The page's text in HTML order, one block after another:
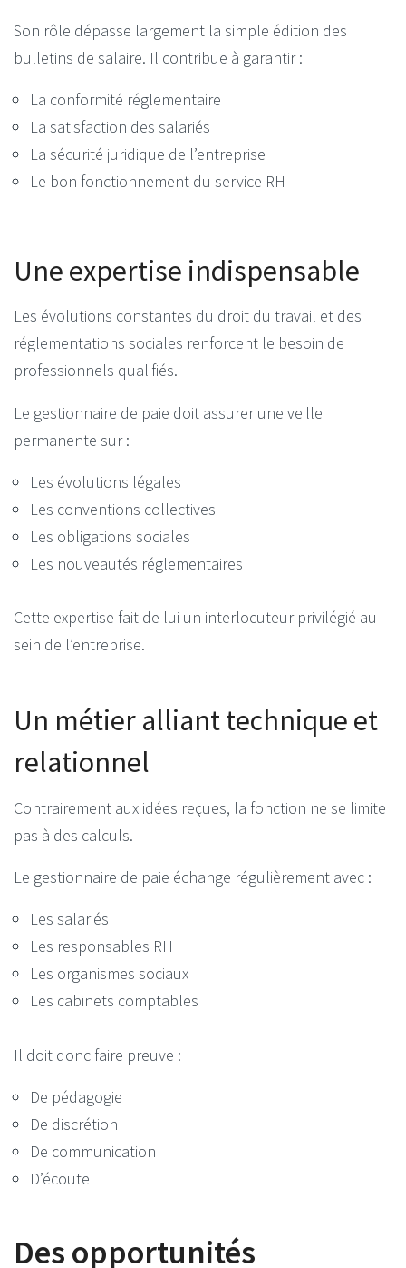
Son rôle dépasse largement la simple édition des
bulletins de salaire. Il contribue à garantir :
La conformité réglementaire
La satisfaction des salariés
La sécurité juridique de l’entreprise
Le bon fonctionnement du service RH
Une expertise indispensable
Les évolutions constantes du droit du travail et des
réglementations sociales renforcent le besoin de
professionnels qualifiés.
Le gestionnaire de paie doit assurer une veille
permanente sur :
Les évolutions légales
Les conventions collectives
Les obligations sociales
Les nouveautés réglementaires
Cette expertise fait de lui un interlocuteur privilégié au
sein de l’entreprise.
Un métier alliant technique et
relationnel
Contrairement aux idées reçues, la fonction ne se limite
pas à des calculs.
Le gestionnaire de paie échange régulièrement avec :
Les salariés
Les responsables RH
Les organismes sociaux
Les cabinets comptables
Il doit donc faire preuve :
De pédagogie
De discrétion
De communication
D’écoute
Des opportunités